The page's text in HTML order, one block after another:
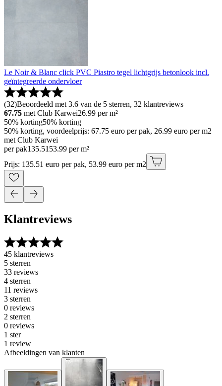
Le Noir & Blanc click PVC Piastro tegel lichtgrijs betonlook incl.
geïntegreerde ondervloer
(32)Beoordeeld met 3.6 van de 5 sterren, 32 klantreviews
67.75 met Club Karwei26.99 per m²
50% korting50% korting
50% korting, voordeelprijs: 67.75 euro per pak, 26.99 euro per m2
met Club Karwei
per pak135.51 53.99 per m²
Prijs: 135.51 euro per pak, 53.99 euro per m2
Klantreviews
45 klantreviews
5 sterren
33 reviews
4 sterren
11 reviews
3 sterren
0 reviews
2 sterren
0 reviews
1 ster
1 review
Afbeeldingen van klanten